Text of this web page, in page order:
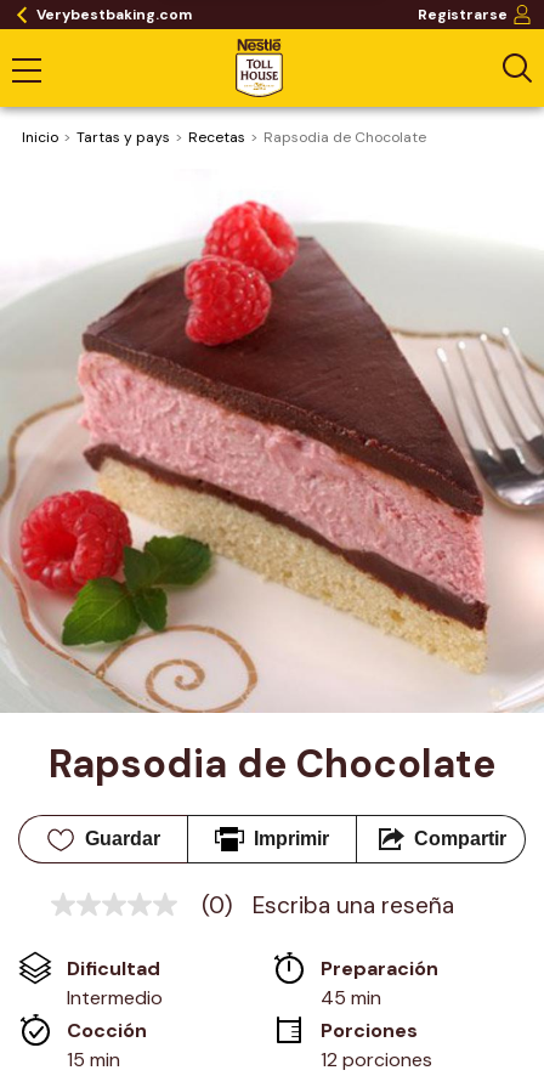
Verybestbaking.com Registrarse
Inicio Tartas y pays Recetas Rapsodia de Chocolate
Rapsodia de Chocolate
Guardar Imprimir Compartir
Sin
en
misma
página.
(0) Escriba una reseña
Dificultad
Intermedio
Preparación
45 min
Cocción
15 min
Porciones
12 porciones